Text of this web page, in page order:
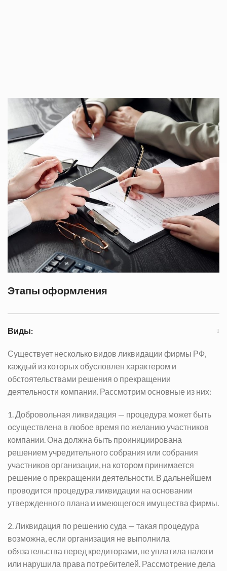
Этапы оформления
Виды:
Существует несколько видов ликвидации фирмы РФ,
каждый из которых обусловлен характером и
обстоятельствами решения о прекращении
деятельности компании. Рассмотрим основные из них:
1. Добровольная ликвидация — процедура может быть
осуществлена в любое время по желанию участников
компании. Она должна быть проинициирована
решением учредительного собрания или собрания
участников организации, на котором принимается
решение о прекращении деятельности. В дальнейшем
проводится процедура ликвидации на основании
утвержденного плана и имеющегося имущества фирмы.
2. Ликвидация по решению суда — такая процедура
возможна, если организация не выполнила
обязательства перед кредиторами, не уплатила налоги
или нарушила права потребителей. Рассмотрение дела